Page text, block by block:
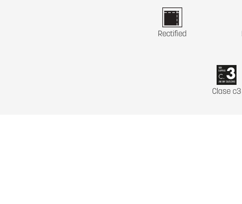
Rectified
Clase c3